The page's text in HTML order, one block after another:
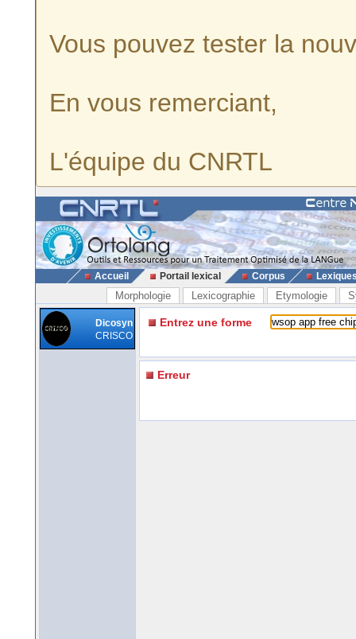
Vous pouvez tester la
En vous remerciant,
L'équipe du CNRTL
Accueil Portail lexical Corpus
Morphologie Lexicographie Etymologie
Dicosyn
CRISCO
Entrez une forme
Erreur